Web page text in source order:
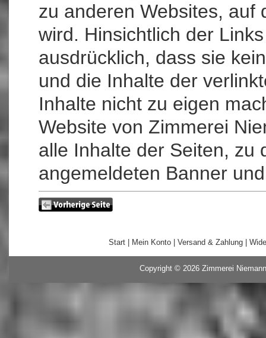
zu anderen Websites, auf
wird. Hinsichtlich der
ausdrücklich, dass sie
und die Inhalte der
Inhalte nicht zu eigen
Website von Zimmerei
alle Inhalte der Seiten, zu
angemeldeten Banner
Start Mein Konto Versand & Zahlung
Copyright © 2026 Zimmerei Niemann